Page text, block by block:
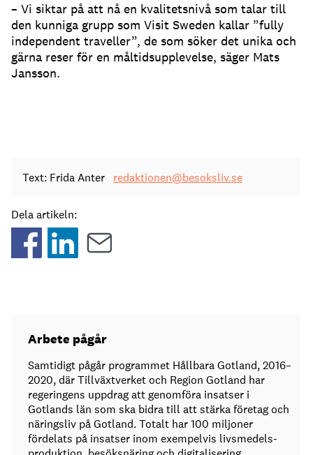
– Vi siktar på att nå en kvalitetsnivå som talar till
den kunniga grupp som Visit Sweden kallar ”fully
independent traveller”, de som söker det unika och
gärna reser för en måltidsupplevelse, säger Mats
Jansson.
Text: Frida Anter redaktionen@besoksliv.se
Dela artikeln:
Arbete pågår
Samtidigt pågår programmet Hållbara Gotland, 2016–
2020, där Tillväxtverket och Region Gotland har
regeringens uppdrag att genomföra insatser i
Gotlands län som ska bidra till att stärka företag och
näringsliv på Gotland. Totalt har 100 miljoner
fördelats på insatser inom exempelvis livsmedels­